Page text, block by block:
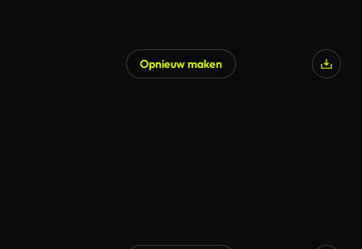
Opnieuw maken